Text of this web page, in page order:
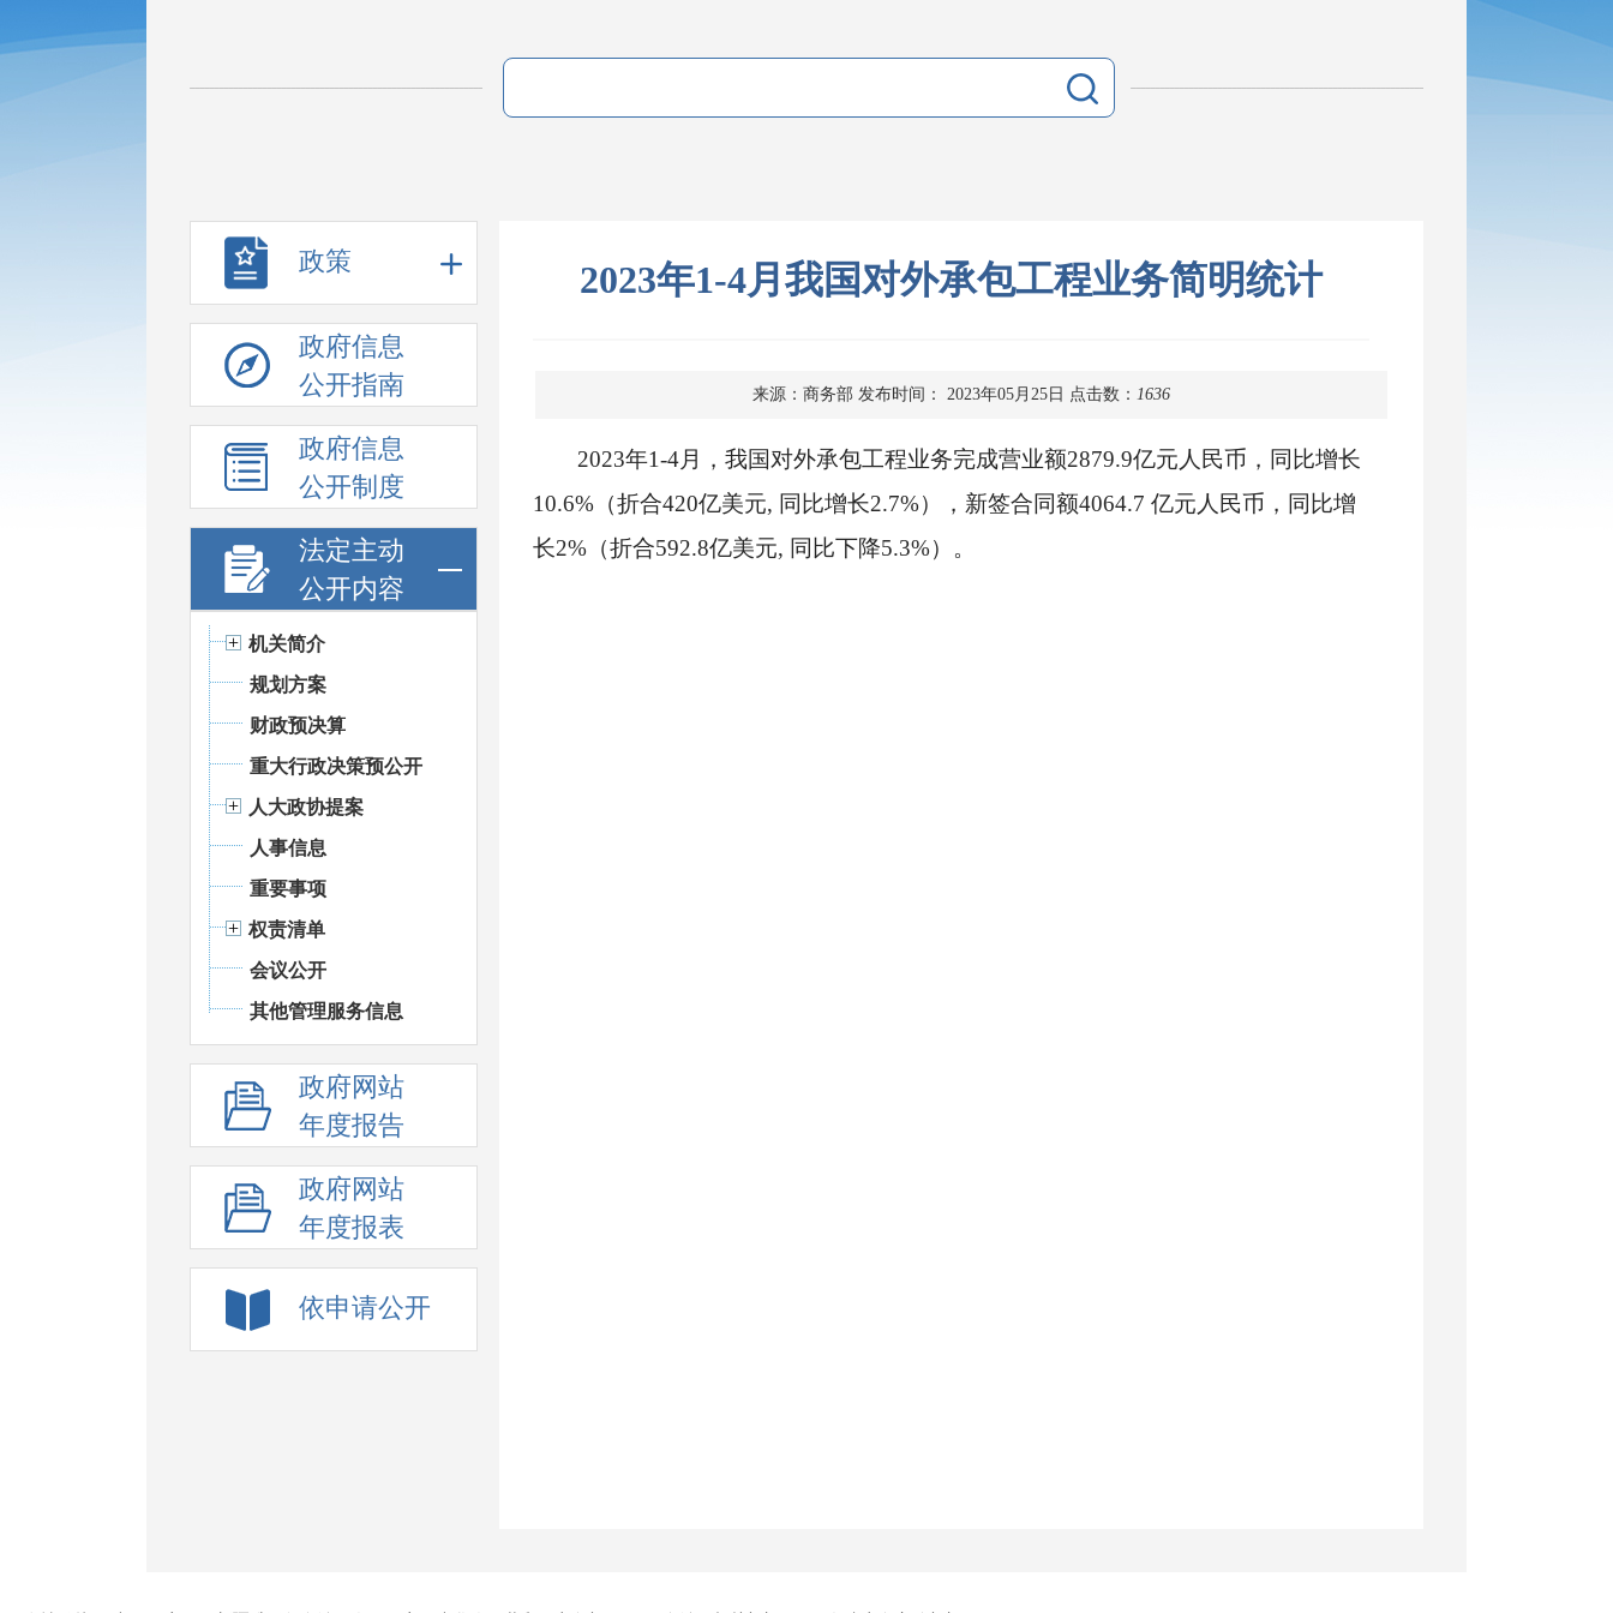
政策
政府信息
公开指南
政府信息
公开制度
法定主动
公开内容
机关简介
规划方案
财政预决算
重大行政决策预公开
人大政协提案
人事信息
重要事项
权责清单
会议公开
其他管理服务信息
政府网站
年度报告
政府网站
年度报表
依申请公开
2023年1-4月我国对外承包工程业务简明统计
来源：商务部 发布时间： 2023年05月25日 点击数： 1636
2023年1-4月，我国对外承包工程业务完成营业额2879.9亿元人民币，同比增长
10.6%（折合420亿美元, 同比增长2.7%），新签合同额4064.7 亿元人民币，同比增
长2%（折合592.8亿美元, 同比下降5.3%）。